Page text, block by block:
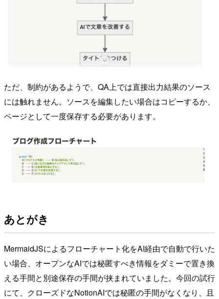
ただ、制約があるようで、QA上では直接出力結果のソース
には触れません。ソースを編集したい場合はコピーするか、
ページとして一度保存する必要があります。
あとがき
MermaidJSによるフローチャート化をAI経由で自動で行いた
い場合、オープンなAIでは秘匿すべき情報をダミーで置き換
える手間と別途保存の手間が挟まれていました。今回の試行
にて、クローズドなNotionAIでは秘匿の手間がなくなり、且